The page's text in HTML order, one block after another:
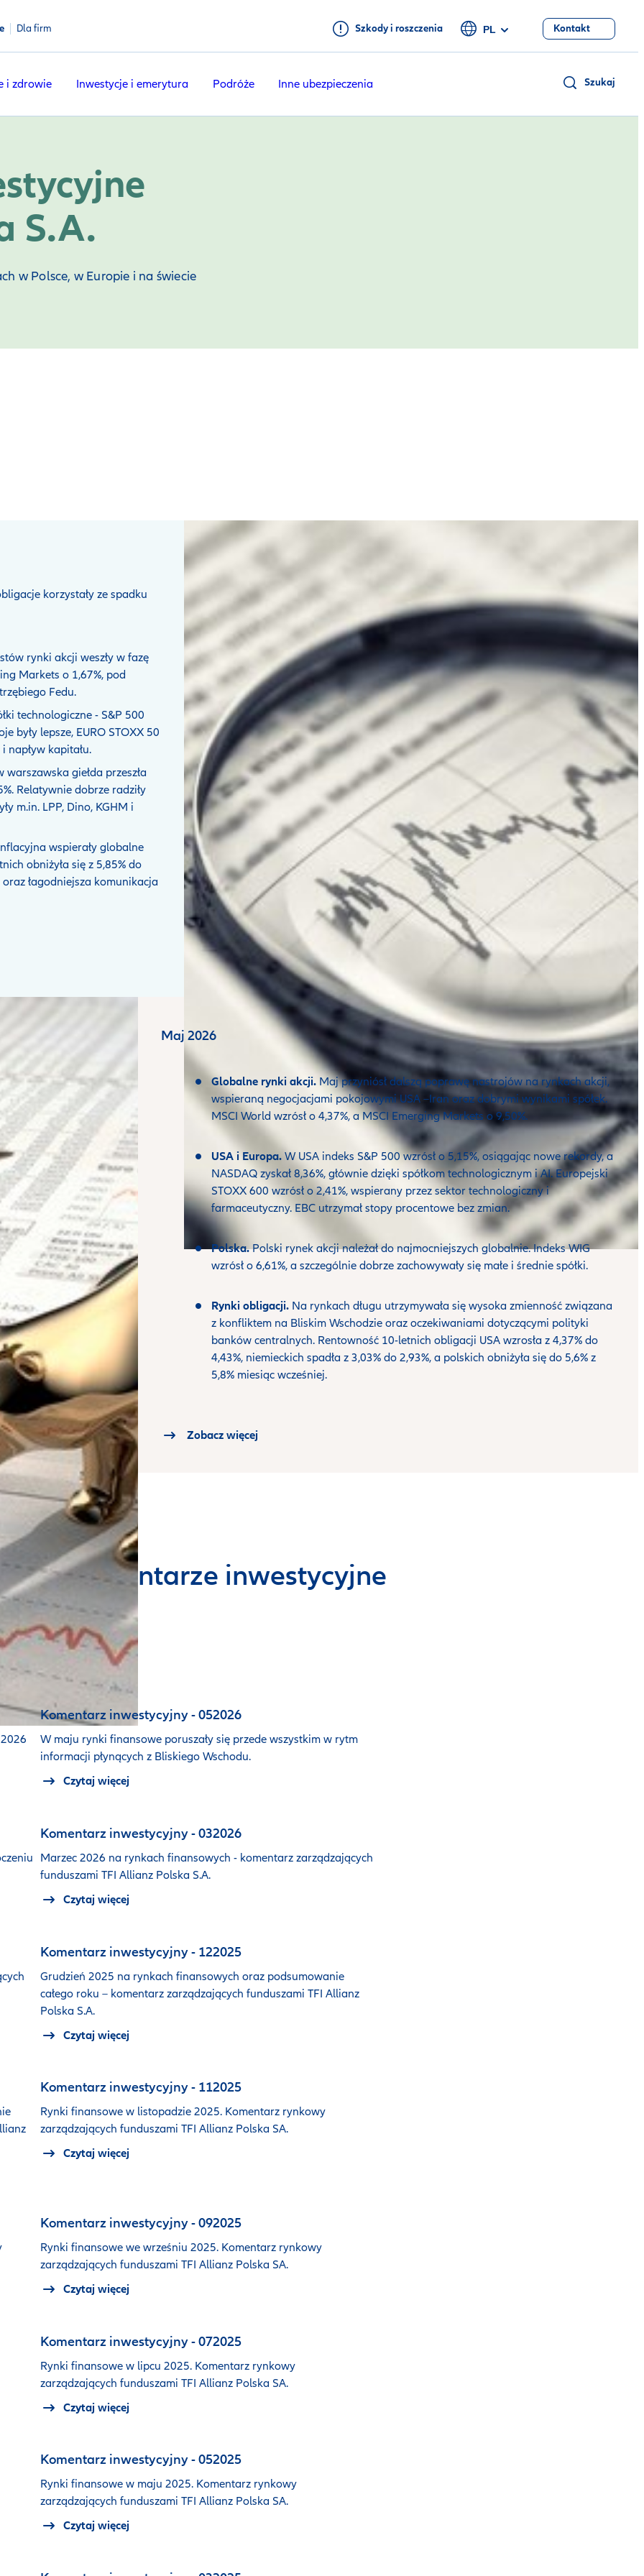
Dla firm Szkody i roszczenia PL Kontakt
i zdrowie Inwestycje i emerytura Podróże Inne ubezpieczenia Szukaj
S.A.
w Polsce, w Europie i na świecie
korzystały ze spadku
rynki akcji weszły w fazę
Markets o 1,67%, pod
Fedu.
technologiczne - S&P 500
były lepsze, EURO STOXX 50
napływ kapitału.
giełda przeszła
Relatywnie dobrze radziły
m.in. LPP, Dino, KGHM i
wspierały globalne
obniżyła się z 5,85% do
łagodniejsza komunikacja
Maj 2026
Globalne rynki akcji. Maj przyniósł dalszą poprawę nastrojów na rynkach akcji,
wspieraną negocjacjami pokojowymi USA –Iran oraz dobrymi wynikami spółek.
MSCI World wzrósł o 4,37%, a MSCI Emerging Markets o 9,50%.
USA i Europa. W USA indeks S&P 500 wzrósł o 5,15%, osiągając nowe rekordy, a
NASDAQ zyskał 8,36%, głównie dzięki spółkom technologicznym i AI. Europejski
STOXX 600 wzrósł o 2,41%, wspierany przez sektor technologiczny i
farmaceutyczny. EBC utrzymał stopy procentowe bez zmian.
Polska.Polski rynek akcji należał do najmocniejszych globalnie. Indeks WIG
wzrósł o 6,61%, a szczególnie dobrze zachowywały się małe i średnie spółki.
Rynki obligacji. Na rynkach długu utrzymywała się wysoka zmienność związana
z konfliktem na Bliskim Wschodzie oraz oczekiwaniami dotyczącymi polityki
banków centralnych. Rentowność 10-letnich obligacji USA wzrosła z 4,37% do
4,43%, niemieckich spadła z 3,03% do 2,93%, a polskich obniżyła się do 5,6% z
5,8% miesiąc wcześniej.
Zobacz więcej
komentarze inwestycyjne
Komentarz inwestycyjny - 052026
W maju rynki finansowe poruszały się przede wszystkim w rytm
informacji płynących z Bliskiego Wschodu.
Czytaj więcej
Komentarz inwestycyjny - 032026
Marzec 2026 na rynkach finansowych - komentarz zarządzających
funduszami TFI Allianz Polska S.A.
Czytaj więcej
Komentarz inwestycyjny - 122025
Grudzień 2025 na rynkach finansowych oraz podsumowanie
całego roku – komentarz zarządzających funduszami TFI Allianz
Polska S.A.
Czytaj więcej
Komentarz inwestycyjny - 112025
Rynki finansowe w listopadzie 2025. Komentarz rynkowy
zarządzających funduszami TFI Allianz Polska SA.
Czytaj więcej
Komentarz inwestycyjny - 092025
Rynki finansowe we wrześniu 2025. Komentarz rynkowy
zarządzających funduszami TFI Allianz Polska SA.
Czytaj więcej
Komentarz inwestycyjny - 072025
Rynki finansowe w lipcu 2025. Komentarz rynkowy
zarządzających funduszami TFI Allianz Polska SA.
Czytaj więcej
Komentarz inwestycyjny - 052025
Rynki finansowe w maju 2025. Komentarz rynkowy
zarządzających funduszami TFI Allianz Polska SA.
Czytaj więcej